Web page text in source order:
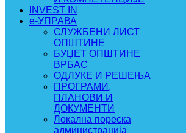
INVEST IN
e-УПРАВА
СЛУЖБЕНИ ЛИСТ
ОПШТИНЕ
БУЏЕТ ОПШТИНЕ
ВРБАС
ОДЛУКЕ И РЕШЕЊА
ПРОГРАМИ,
ПЛАНОВИ И
ДОКУМЕНТИ
Локална пореска
администрација